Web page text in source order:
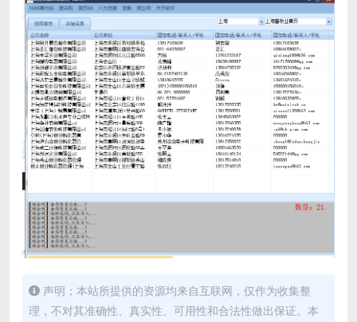
声明；本站所提供的资源均来自互联网，仅作为收集整
理，不对其准确性、真实性、可用性和合法性做出保证。本